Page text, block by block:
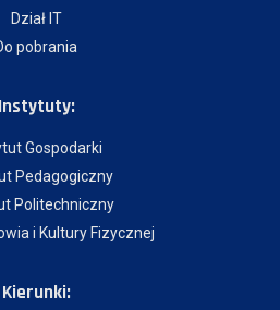
Dział IT
pobrania
Instytuty:
Gospodarki
Pedagogiczny
Politechniczny
i Kultury Fizycznej
Kierunki: